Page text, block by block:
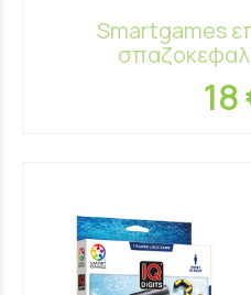
Smartgames
18